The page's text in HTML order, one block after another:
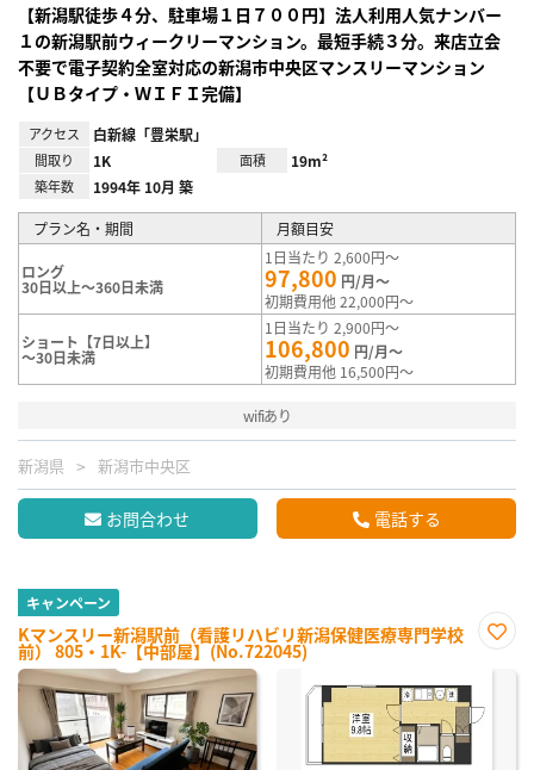
【新潟駅徒歩４分、駐車場１日７００円】法人利用人気ナンバー
１の新潟駅前ウィークリーマンション。最短手続３分。来店立会
不要で電子契約全室対応の新潟市中央区マンスリーマンション
【ＵＢタイプ・ＷＩＦＩ完備】
アクセス 白新線「豊栄駅」
間取り 1K 面積 19m²
築年数 1994年 10月 築
プラン名・期間 月額目安
ロング
30日以上～360日未満
1日当たり 2,600円～
97,800 円/月～
初期費用他 22,000円～
ショート【7日以上】
～30日未満
1日当たり 2,900円～
106,800 円/月～
初期費用他 16,500円～
wifiあり
新潟県 新潟市中央区
お問合わせ 電話する
キャンペーン
Kマンスリー新潟駅前（看護リハビリ新潟保健医療専門学校
前） 805・1K-【中部屋】(No.722045)
に入
録